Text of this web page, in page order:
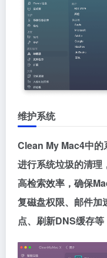
维护系统
Clean My Mac4中的
进行系统垃圾的清理
高检索效率，确保
复磁盘权限、邮件加
点、刷新DNS缓存等